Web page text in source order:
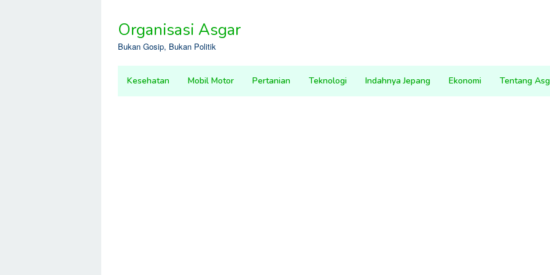
contentOrganisasi Asgar
Bukan Gosip, Bukan Politik
Kesehatan Mobil Motor Pertanian Teknologi Indahnya Jepang Ekonomi Tentang